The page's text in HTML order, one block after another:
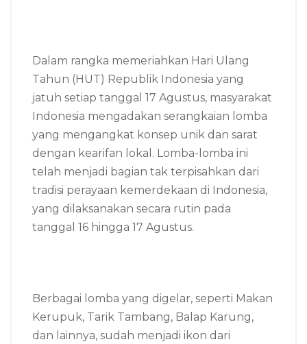
Dalam rangka memeriahkan Hari Ulang
Tahun (HUT) Republik Indonesia yang
jatuh setiap tanggal 17 Agustus, masyarakat
Indonesia mengadakan serangkaian lomba
yang mengangkat konsep unik dan sarat
dengan kearifan lokal. Lomba-lomba ini
telah menjadi bagian tak terpisahkan dari
tradisi perayaan kemerdekaan di Indonesia,
yang dilaksanakan secara rutin pada
tanggal 16 hingga 17 Agustus.
Berbagai lomba yang digelar, seperti Makan
Kerupuk, Tarik Tambang, Balap Karung,
dan lainnya, sudah menjadi ikon dari